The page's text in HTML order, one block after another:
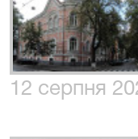
12 серпня